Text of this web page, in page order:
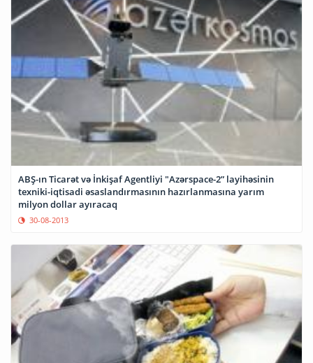
ABŞ-ın Ticarət və İnkişaf Agentliyi "Azərspace-2” layihəsinin
texniki-iqtisadi əsaslandırmasının hazırlanmasına yarım
milyon dollar ayıracaq
30-08-2013